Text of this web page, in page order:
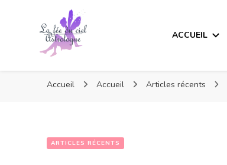
ACCUEIL
Accueil Accueil Articles récents
ARTICLES RÉCENTS